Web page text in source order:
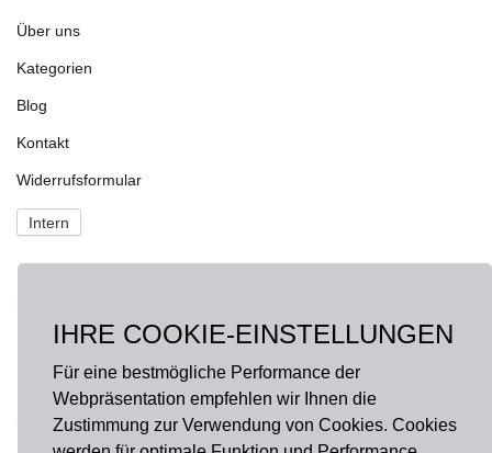
IHRE COOKIE-EINSTELLUNGEN
Für eine bestmögliche Performance der
Webpräsentation empfehlen wir Ihnen die
Zustimmung zur Verwendung von Cookies. Cookies
Über uns
Kategorien
Blog
Kontakt
Widerrufsformular
Intern
Fragen?onlineshop@hausdermanufakturen.de
FOLGE UNS AUF